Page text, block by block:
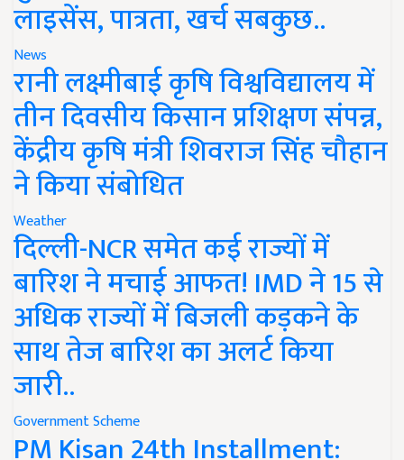
लाइसेंस, पात्रता, खर्च सबकुछ..
News
रानी लक्ष्मीबाई कृषि विश्वविद्यालय में
तीन दिवसीय किसान प्रशिक्षण संपन्न,
केंद्रीय कृषि मंत्री शिवराज सिंह चौहान
ने किया संबोधित
Weather
दिल्ली-NCR समेत कई राज्यों में
बारिश ने मचाई आफत! IMD ने 15 से
अधिक राज्यों में बिजली कड़कने के
साथ तेज बारिश का अलर्ट किया
जारी..
Government Scheme
PM Kisan 24th Installment: